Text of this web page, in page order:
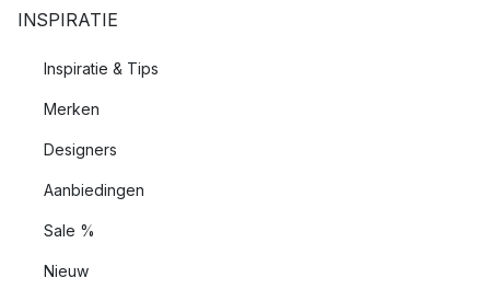
INSPIRATIE
Inspiratie & Tips
Merken
Designers
Aanbiedingen
Sale %
Nieuw